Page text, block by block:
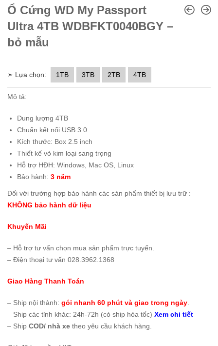
Ổ Cứng WD My Passport
Ultra 4TB WDBFKT0040BGY –
bỏ mẫu
➣ Lựa chọn: 1TB 3TB 2TB 4TB
Mô tả:
Dung lượng 4TB
Chuẩn kết nối USB 3.0
Kích thước: Box 2.5 inch
Thiết kế vỏ kim loại sang trọng
Hỗ trợ HĐH: Windows, Mac OS, Linux
Bảo hành: 3 năm
Đối với trường hợp bảo hành các sản phẩm thiết bị lưu trữ :
KHÔNG bảo hành dữ liệu
Khuyến Mãi
– Hỗ trợ tư vấn chọn mua sản phẩm trực tuyến.
– Điện thoại tư vấn 028.3962.1368
Giao Hàng Thanh Toán
– Ship nội thành: gói nhanh 60 phút và giao trong ngày
– Ship các tỉnh khác: 24h-72h (có ship hỏa tốc) Xem chi tiết
– Ship COD/ nhà xe theo yêu cầu khách hàng.